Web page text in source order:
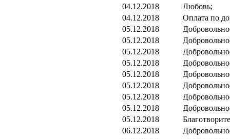
04.12.2018
Любовь;
04.12.2018
Оплата по
05.12.2018
05.12.2018
05.12.2018
05.12.2018
05.12.2018
05.12.2018
05.12.2018
05.12.2018
05.12.2018
06.12.2018